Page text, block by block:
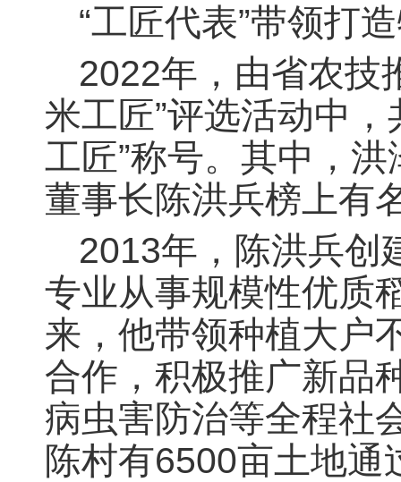
“工匠代表”带领打
2022年，由省农技
米工匠”评选活动中
工匠”称号。其中，
董事长陈洪兵榜上有
2013年，陈洪兵创
专业从事规模性优质
来，他带领种植大户
合作，积极推广新品
病虫害防治等全程社
陈村有6500亩土地